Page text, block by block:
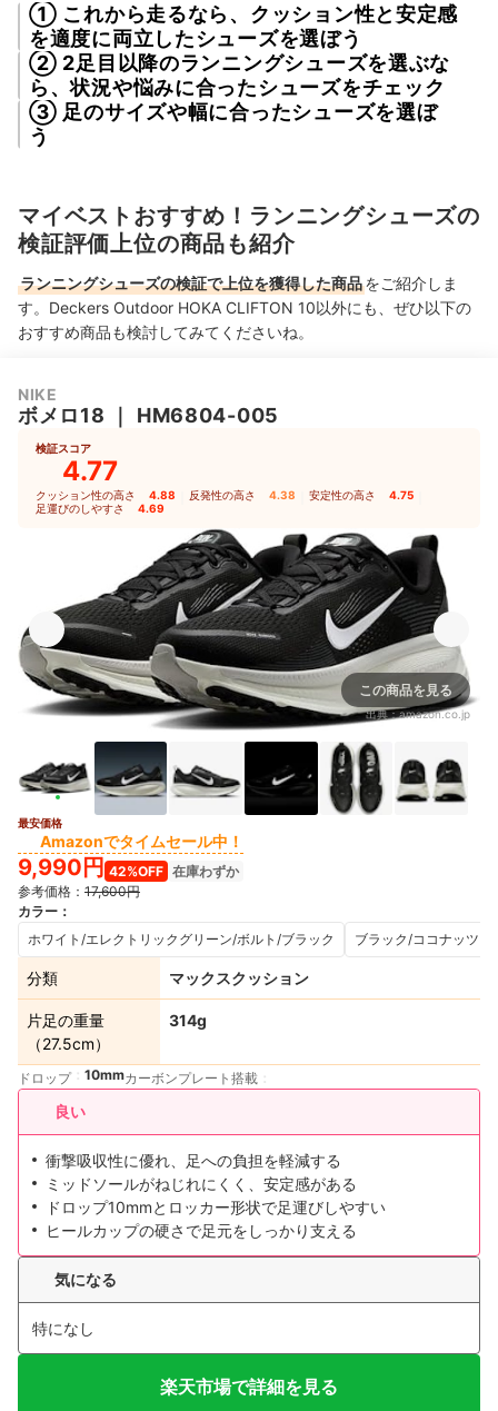
① これから走るなら、クッション性と安定感
を適度に両立したシューズを選ぼう
② 2足目以降のランニングシューズを選ぶな
ら、状況や悩みに合ったシューズをチェック
③ 足のサイズや幅に合ったシューズを選ぼ
う
マイベストおすすめ！ランニングシューズの
検証評価上位の商品も紹介
ランニングシューズの検証で上位を獲得した商品をご紹介しま
す。Deckers Outdoor HOKA CLIFTON 10以外にも、ぜひ以下の
おすすめ商品も検討してみてくださいね。
NIKE
ボメロ18 ｜ HM6804-005
検証スコア
4.77
クッション性の高さ 4.88 反発性の高さ 4.38 安定性の高さ 4.75
足運びのしやすさ 4.69
この商品を見る
出典：amazon.co.jp
最安価格
Amazonでタイムセール中！
9,990円 42%OFF 在庫わずか
参考価格： 17,600円
カラー ：
ホワイト/エレクトリックグリーン/ボルト/ブラック
ブラック/ココナッツ
分類 マックスクッション
片足の重量
（27.5cm）
314g
ドロップ 10mmカーボンプレート搭載
良い
衝撃吸収性に優れ、足への負担を軽減する
ミッドソールがねじれにくく、安定感がある
ドロップ10mmとロッカー形状で足運びしやすい
ヒールカップの硬さで足元をしっかり支える
気になる
特になし
楽天市場で詳細を見る